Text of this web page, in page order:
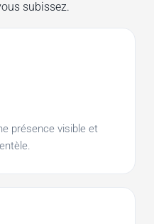
subissez.
présence visible et